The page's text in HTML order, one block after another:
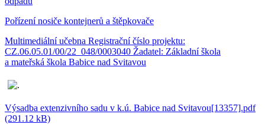
Pořízení nosiče kontejnerů a štěpkovače
Multimediální učebna Registrační číslo projektu:
CZ.06.05.01/00/22_048/0003040 Žadatel: Základní škola
a mateřská škola Babice nad Svitavou
Výsadba extenzivního sadu v k.ú. Babice nad Svitavou[13357].pdf
(291.12 kB)